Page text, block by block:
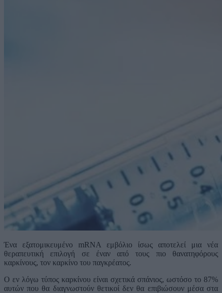
Ένα εξατομικευμένο mRNA εμβόλιο ίσως αποτελεί μια νέα
θεραπευτική επιλογή σε έναν από τους πιο θανατηφόρους
καρκίνους, τον καρκίνο του παγκρέατος.
Ο εν λόγω τύπος καρκίνου είναι σχετικά σπάνιος, ωστόσο το 87%
αυτών που θα διαγνωστούν θετικοί δεν θα επιβιώσουν μέσα στα